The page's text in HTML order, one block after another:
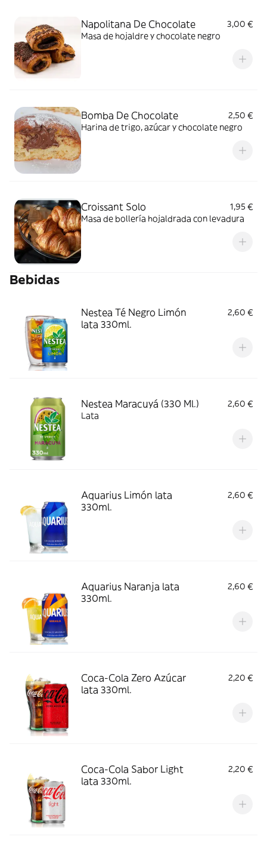
Napolitana De Chocolate
3,00 €
Masa de hojaldre y chocolate negro
Bomba De Chocolate
2,50 €
Harina de trigo, azúcar y chocolate negro
Croissant Solo
1,95 €
Masa de bollería hojaldrada con levadura
Bebidas
Nestea Té Negro Limón
lata 330ml.
2,60 €
Nestea Maracuyá (330 Ml.)
2,60 €
Lata
Aquarius Limón lata
330ml.
2,60 €
Aquarius Naranja lata
330ml.
2,60 €
Coca-Cola Zero Azúcar
lata 330ml.
2,20 €
Coca-Cola Sabor Light
lata 330ml.
2,20 €